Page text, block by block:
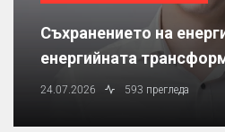
Съхранението на
енергийната
24.07.2026 593 прегледа